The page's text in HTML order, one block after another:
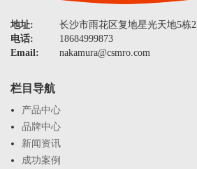
地址:
长沙市雨花区复地星光天地5栋
电话:
18684999873
Email:
nakamura@csmro.com
栏目导航
产品中心
品牌中心
新闻资讯
成功案例